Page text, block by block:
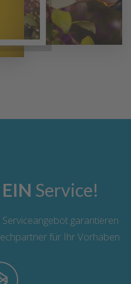
EIN Service!
garantieren
für Ihr Vorhaben.